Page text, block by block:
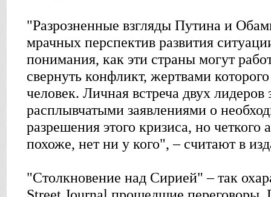
"Разрозненные взгляды Путина и
мрачных перспектив развития
понимания, как эти страны могут
свернуть конфликт, жертвами
человек. Личная встреча двух лидеров
расплывчатыми заявлениями о
разрешения этого кризиса, но четкого
похоже, нет ни у кого", – считают в
"Столкновение над Сирией" – так